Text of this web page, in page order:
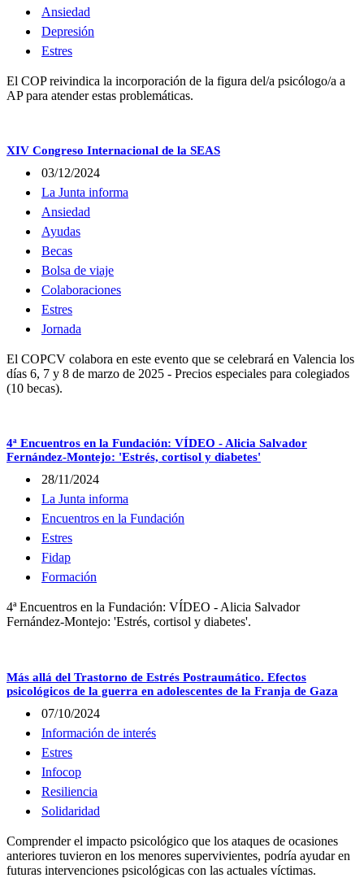
Ansiedad
Depresión
Estres
El COP reivindica la incorporación de la figura del/a psicólogo/a a
AP para atender estas problemáticas.
XIV Congreso Internacional de la SEAS
03/12/2024
La Junta informa
Ansiedad
Ayudas
Becas
Bolsa de viaje
Colaboraciones
Estres
Jornada
El COPCV colabora en este evento que se celebrará en Valencia los
días 6, 7 y 8 de marzo de 2025 - Precios especiales para colegiados
(10 becas).
4ª Encuentros en la Fundación: VÍDEO - Alicia Salvador
Fernández-Montejo: 'Estrés, cortisol y diabetes'
28/11/2024
La Junta informa
Encuentros en la Fundación
Estres
Fidap
Formación
4ª Encuentros en la Fundación: VÍDEO - Alicia Salvador
Fernández-Montejo: 'Estrés, cortisol y diabetes'.
Más allá del Trastorno de Estrés Postraumático. Efectos
psicológicos de la guerra en adolescentes de la Franja de Gaza
07/10/2024
Información de interés
Estres
Infocop
Resiliencia
Solidaridad
Comprender el impacto psicológico que los ataques de ocasiones
anteriores tuvieron en los menores supervivientes, podría ayudar en
futuras intervenciones psicológicas con las actuales víctimas.